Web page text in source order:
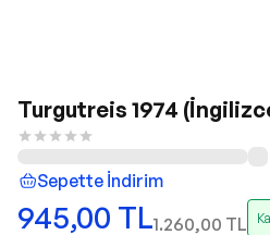
Turgutreis 1974
Sepette İndirim
945,00 TL1.260,00 TL